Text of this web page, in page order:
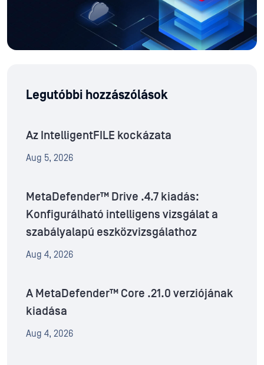
Legutóbbi hozzászólások
Az IntelligentFILE kockázata
Aug 5, 2026
MetaDefender™ Drive .4.7 kiadás:
Konfigurálható intelligens vizsgálat a
szabályalapú eszközvizsgálathoz
Aug 4, 2026
A MetaDefender™ Core .21.0 verziójának
kiadása
Aug 4, 2026